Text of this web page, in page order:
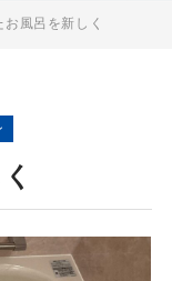
風呂を新しく